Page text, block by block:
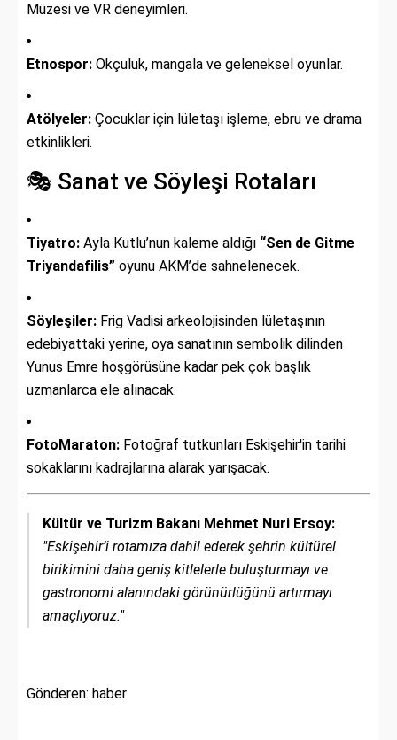
Müzesi ve VR deneyimleri.
Etnospor: Okçuluk, mangala ve geleneksel oyunlar.
Atölyeler: Çocuklar için lületaşı işleme, ebru ve drama
etkinlikleri.
🎭 Sanat ve Söyleşi Rotaları
Tiyatro: Ayla Kutlu’nun kaleme aldığı “Sen de Gitme
Triyandafilis” oyunu AKM’de sahnelenecek.
Söyleşiler: Frig Vadisi arkeolojisinden lületaşının
edebiyattaki yerine, oya sanatının sembolik dilinden
Yunus Emre hoşgörüsüne kadar pek çok başlık
uzmanlarca ele alınacak.
FotoMaraton: Fotoğraf tutkunları Eskişehir'in tarihi
sokaklarını kadrajlarına alarak yarışacak.
Kültür ve Turizm Bakanı Mehmet Nuri Ersoy:
"Eskişehir’i rotamıza dahil ederek şehrin kültürel
birikimini daha geniş kitlelerle buluşturmayı ve
gastronomi alanındaki görünürlüğünü artırmayı
amaçlıyoruz."
Gönderen: haber